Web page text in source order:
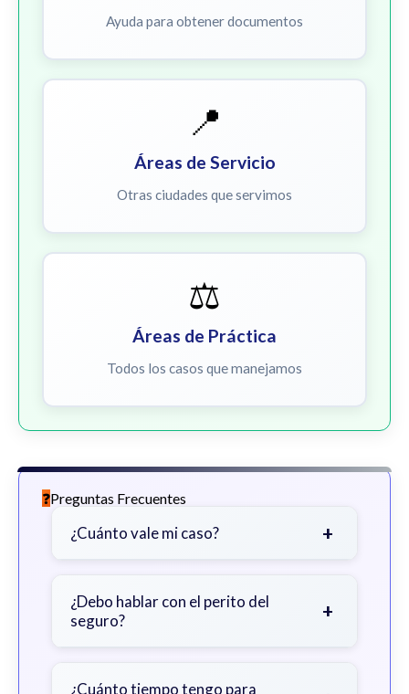
Ayuda para obtener documentos
📍
Áreas de Servicio
Otras ciudades que servimos
⚖️
Áreas de Práctica
Todos los casos que manejamos
Preguntas Frecuentes
¿Cuánto vale mi caso? +
gravedad de sus lesiones, facturas
médicas, tiempo fuera del trabajo y
¿Debo hablar con el perito del
seguro?
+
primero con un abogado para evitar
¿Cuánto tiempo tengo para